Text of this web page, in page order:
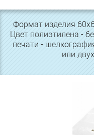
Формат изделия
Цвет полиэтилена -
печати -
или